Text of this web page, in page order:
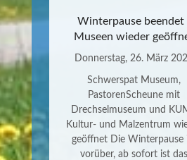
Winterpause beendet
Museen wieder
Donnerstag, 26. März
Schwerspat Museum,
PastorenScheune mit
Drechselmuseum und
Kultur- und Malzentrum
geöffnet Die Winterpause
vorüber, ab sofort ist das